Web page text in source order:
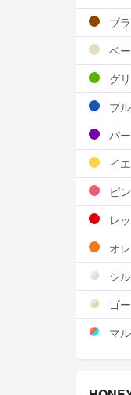
ブ
ベ
グ
ブ
パ
イ
ピ
レ
オ
シ
ゴ
マ